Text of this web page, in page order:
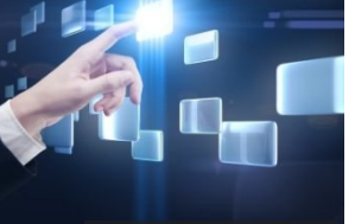
í
l
t
l
j
n
í
l
j
n